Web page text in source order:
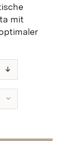
& Events
Rezepte
Stay in Touch
mit